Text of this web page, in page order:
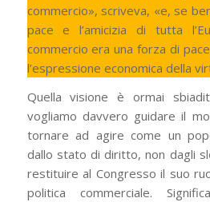
commercio», scriveva, «e, se
pace e l’amicizia di tutta
commercio era una forza di
l’espressione economica della
Quella visione è ormai
vogliamo davvero guidare il
tornare ad agire come un
dallo stato di diritto, non dagli
restituire al Congresso il suo
politica commerciale.